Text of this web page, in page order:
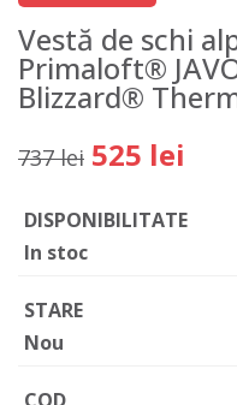
Vestă de schi
Primaloft®
Blizzard®
737 lei 525 lei
DISPONIBILITATE
In stoc
STARE
Nou